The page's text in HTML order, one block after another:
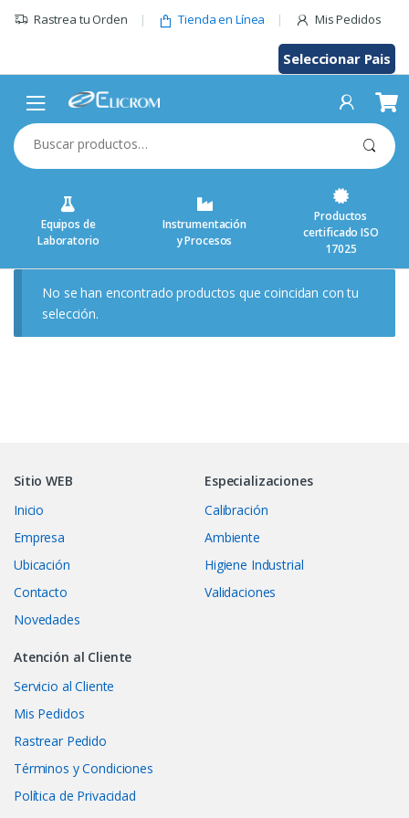
Rastrea tu Orden Tienda en Línea Mis Pedidos
Seleccionar Pais
Buscar
por:
Equipos de
Laboratorio
Instrumentación
y Procesos
Productos
certificado ISO
17025
No se han encontrado productos que coincidan con tu
selección.
Sitio WEB
Inicio
Empresa
Ubicación
Contacto
Novedades
Especializaciones
Calibración
Ambiente
Higiene Industrial
Validaciones
Atención al Cliente
Servicio al Cliente
Mis Pedidos
Rastrear Pedido
Términos y Condiciones
Política de Privacidad